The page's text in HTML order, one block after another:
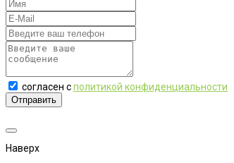
согласен сполитикой конфиденциальности
Отправить
Наверх